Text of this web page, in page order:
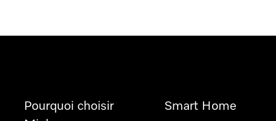
Pourquoi choisir
Smart Home